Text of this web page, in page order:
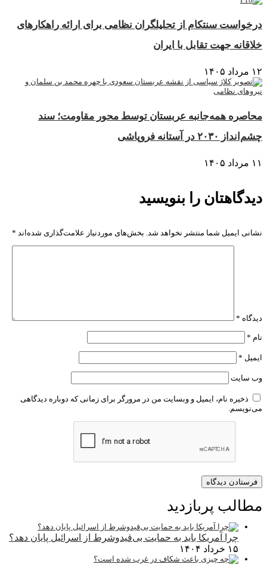
درخواست سنتکام از تحلیلگران نظامی برای ارائه راهکارهای
خلاقانه جهت تقابل با ایران
۱۲ مرداد ۱۴۰۵
محاصره همه‌جانبه عربستان توسط محور مقاومت؛ سند
چشم‌انداز ۲۰۳۰ در آستانه فروپاشی
۱۱ مرداد ۱۴۰۵
دیدگاهتان را بنویسید
نشانی ایمیل شما منتشر نخواهد شد. بخش‌های موردنیاز علامت‌گذاری شده‌اند *
دیدگاه *
نام *
ایمیل *
وب‌ سایت
ذخیره نام، ایمیل و وبسایت من در مرورگر برای زمانی که دوباره دیدگاهی
می‌نویسم.
مطالب پربازدید
چرا آمریکا باید به حمایت بی‌قیدوشرط از اسرائیل پایان دهد؟
۱۵ خرداد ۱۴۰۴